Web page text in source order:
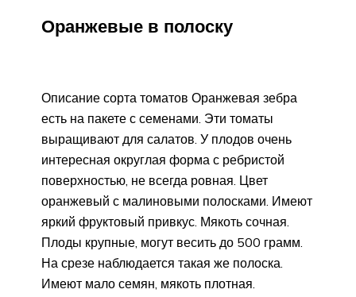
Оранжевые в полоску
Описание сорта томатов Оранжевая зебра
есть на пакете с семенами. Эти томаты
выращивают для салатов. У плодов очень
интересная округлая форма с ребристой
поверхностью, не всегда ровная. Цвет
оранжевый с малиновыми полосками. Имеют
яркий фруктовый привкус. Мякоть сочная.
Плоды крупные, могут весить до 500 грамм.
На срезе наблюдается такая же полоска.
Имеют мало семян, мякоть плотная.